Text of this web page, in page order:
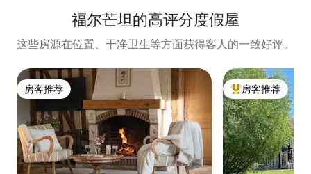
福尔芒坦的高评分度假屋
这些房源在位置、干净卫生等方面获得客人的一致好评。
房客推荐
房客推荐 热门「房客推荐」
房客推荐